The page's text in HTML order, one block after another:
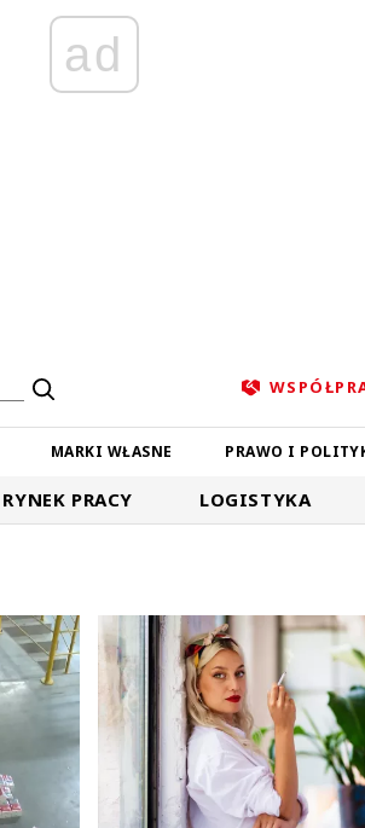
ad
MARKI WŁASNE PRAWO I
RYNEK PRACY LOGISTYKA